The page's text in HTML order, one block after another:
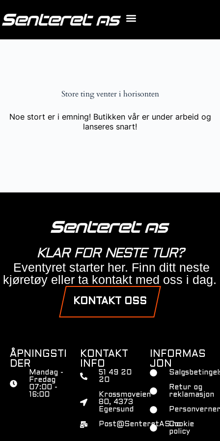
Store ting venter i horisonten
Noe stort er i emning! Butikken vår er under arbeid og
lanseres snart!
KLAR FOR NESTE TUR?
Eventyret starter her. Finn ditt neste
kjøretøy eller ta kontakt med oss i dag.
KONTAKT OSS
ÅPNINGSTI
DER
Mandag -
Fredag
07:00 -
16:00
KONTAKT
INFO
51 49 20
20
Krossmoveien
80, 4373
Egersund
Post@SenteretAS.no
INFORMAS
JON
Retur og
reklamasjon
Cookie
policy